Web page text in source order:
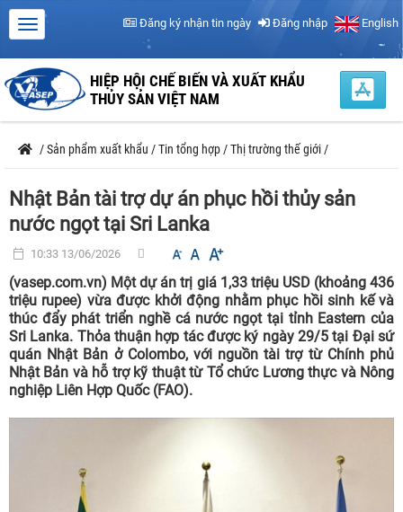
Đăng ký nhận tin ngày Đăng nhập English
HIỆP HỘI CHẾ BIẾN VÀ XUẤT KHẨU
THỦY SẢN VIỆT NAM
/Sản phẩm xuất khẩu /Tin tổng hợp /Thị trường thế giới /
Nhật Bản tài trợ dự án phục hồi thủy sản
nước ngọt tại Sri Lanka
10:33 13/06/2026
(vasep.com.vn) Một dự án trị giá 1,33 triệu USD (khoảng 436
triệu rupee) vừa được khởi động nhằm phục hồi sinh kế và
thúc đẩy phát triển nghề cá nước ngọt tại tỉnh Eastern của
Sri Lanka. Thỏa thuận hợp tác được ký ngày 29/5 tại Đại sứ
quán Nhật Bản ở Colombo, với nguồn tài trợ từ Chính phủ
Nhật Bản và hỗ trợ kỹ thuật từ Tổ chức Lương thực và Nông
nghiệp Liên Hợp Quốc (FAO).